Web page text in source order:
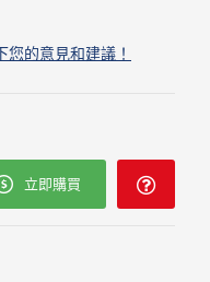
的意見和建議！
立即購買